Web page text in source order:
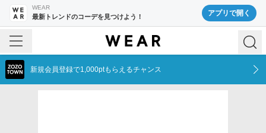
WEAR
最新トレンドのコーデを見つけよう！ アプリで開く
新規会員登録で1,000ptもらえるチャンス